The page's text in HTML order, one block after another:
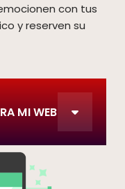
con tus
y reserven su
MI WEB